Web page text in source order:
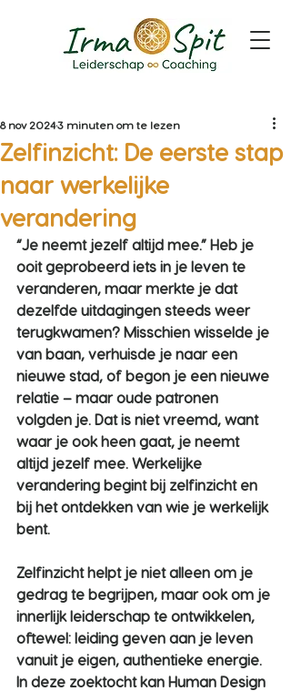
Zelfinzicht: De eerste stap
naar werkelijke
verandering
8 nov 20243 minuten om te lezen
“Je neemt jezelf altijd mee.” Heb je
ooit geprobeerd iets in je leven te
veranderen, maar merkte je dat
dezelfde uitdagingen steeds weer
terugkwamen? Misschien wisselde je
van baan, verhuisde je naar een
nieuwe stad, of begon je een nieuwe
relatie – maar oude patronen
volgden je. Dat is niet vreemd, want
waar je ook heen gaat, je neemt
altijd jezelf mee. Werkelijke
verandering begint bij zelfinzicht en
bij het ontdekken van wie je werkelijk
bent.
Zelfinzicht helpt je niet alleen om je
gedrag te begrijpen, maar ook om je
innerlijk leiderschap te ontwikkelen,
oftewel: leiding geven aan je leven
vanuit je eigen, authentieke energie.
In deze zoektocht kan Human Design